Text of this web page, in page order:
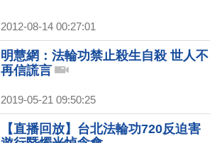
2012-08-14 00:27:01
明慧網：法輪功禁止殺生自殺 世人不
再信謊言
2019-05-21 09:50:25
【直播回放】台北法輪功720反迫害